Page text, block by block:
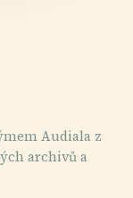
Audiala z
archivů a